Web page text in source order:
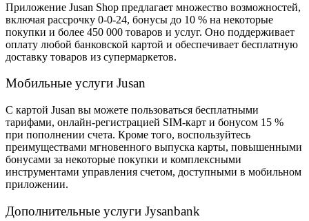
Приложение Jusan Shop предлагает множество возможностей,
включая рассрочку 0-0-24, бонусы до 10 % на некоторые
покупки и более 450 000 товаров и услуг. Оно поддерживает
оплату любой банковской картой и обеспечивает бесплатную
доставку товаров из супермаркетов.
Мобильные услуги Jusan
С картой Jusan вы можете пользоваться бесплатными
тарифами, онлайн-регистрацией SIM-карт и бонусом 15 %
при пополнении счета. Кроме того, воспользуйтесь
преимуществами мгновенного выпуска карты, повышенными
бонусами за некоторые покупки и комплексными
инструментами управления счетом, доступными в мобильном
приложении.
Дополнительные услуги Jysanbank